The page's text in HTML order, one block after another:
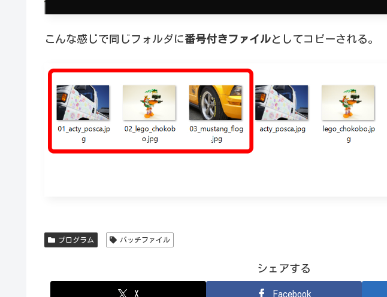
こんな感じで同じフォルダに番号付きファイルとしてコピーされる。
プログラム バッチファイル
シェアする
X Facebook